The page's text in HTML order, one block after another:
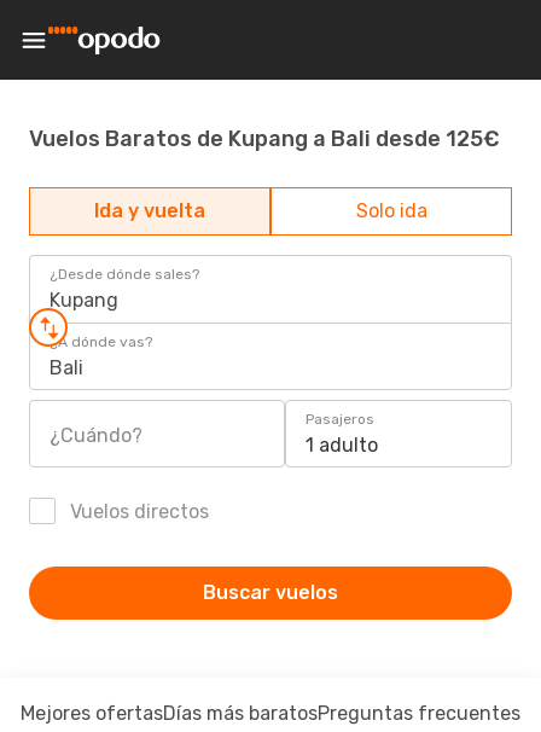
Vuelos Baratos de Kupang a Bali desde 125€
Ida y vuelta Solo ida
¿Desde dónde sales?
Kupang
¿A dónde vas?
Bali
¿Cuándo?
Pasajeros
1 adulto
Vuelos directos
Buscar vuelos
Mejores ofertasDías más baratosPreguntas frecuentes